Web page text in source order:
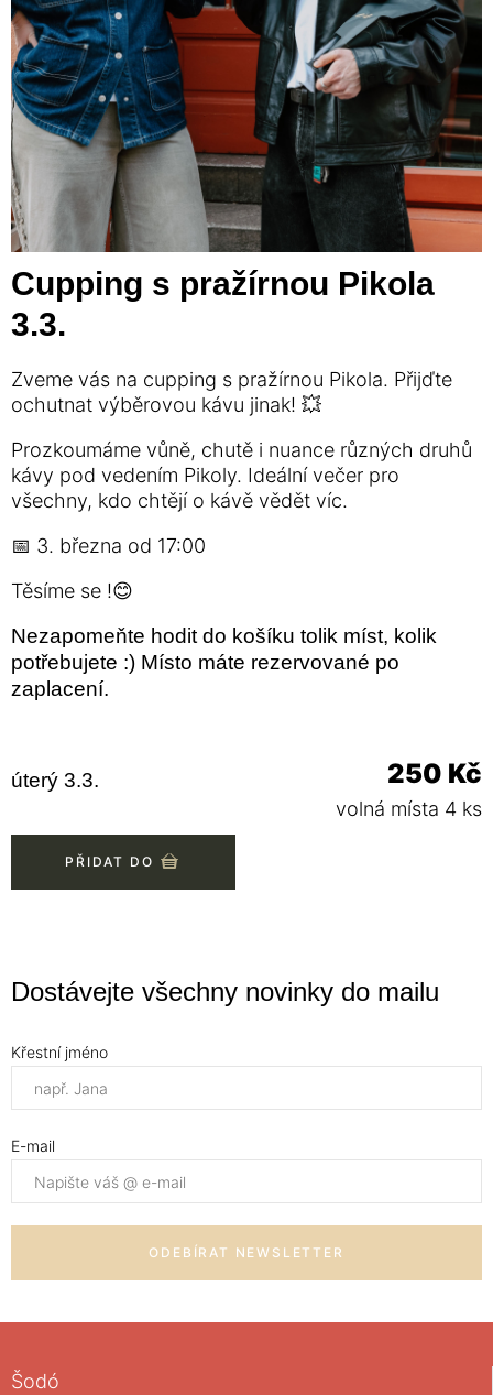
Cupping s pražírnou Pikola
3.3.
Zveme vás na cupping s pražírnou Pikola. Přijďte
ochutnat výběrovou kávu jinak! 💥
Prozkoumáme vůně, chutě i nuance různých druhů
kávy pod vedením Pikoly. Ideální večer pro
všechny, kdo chtějí o kávě vědět víc.
📅 3. března od 17:00
Těsíme se !😊
Nezapomeňte hodit do košíku tolik míst, kolik
potřebujete :) Místo máte rezervované po
zaplacení.
úterý 3.3. 250 Kč
volná místa 4 ks
PŘIDAT DO
Dostávejte všechny novinky do mailu
Křestní jméno
E-mail
ODEBÍRAT NEWSLETTER
Šodó